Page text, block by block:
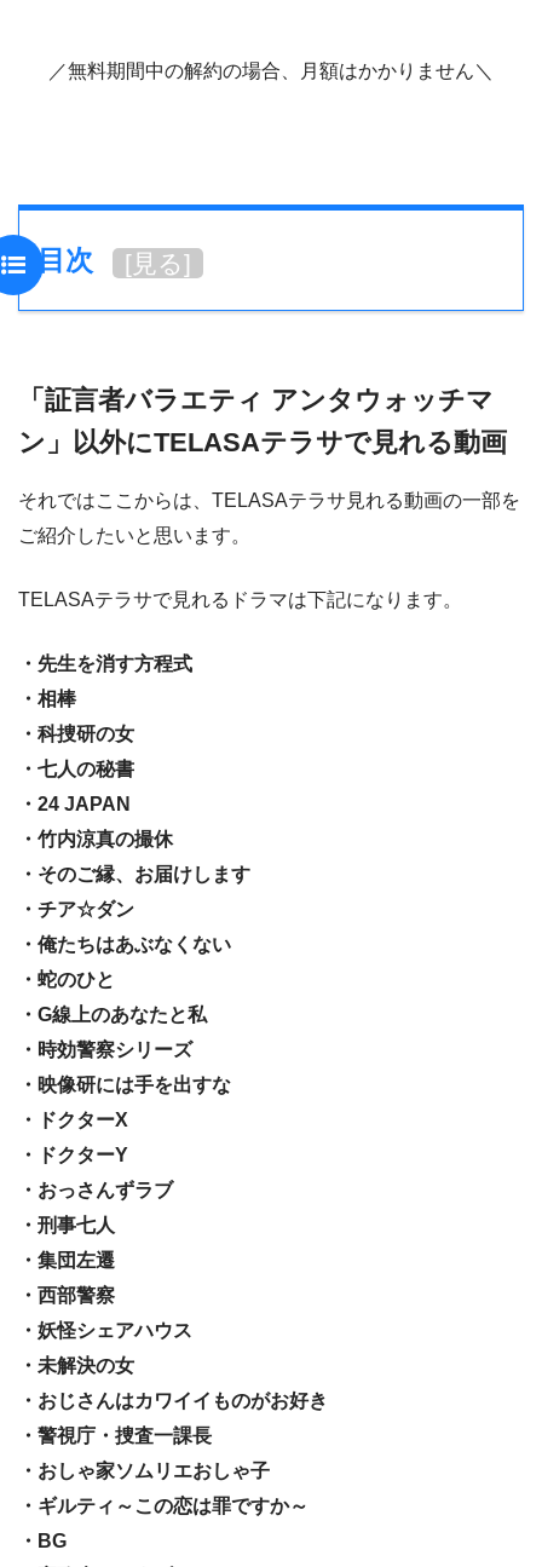
／無料期間中の解約の場合、月額はかかりません＼
目次 [見る]
「証言者バラエティ アンタウォッチマ
ン」以外にTELASAテラサで見れる動画
それではここからは、TELASAテラサ見れる動画の一部を
ご紹介したいと思います。
TELASAテラサで見れるドラマは下記になります。
・先生を消す方程式
・相棒
・科捜研の女
・七人の秘書
・24 JAPAN
・竹内涼真の撮休
・そのご縁、お届けします
・チア☆ダン
・俺たちはあぶなくない
・蛇のひと
・G線上のあなたと私
・時効警察シリーズ
・映像研には手を出すな
・ドクターX
・ドクターY
・おっさんずラブ
・刑事七人
・集団左遷
・西部警察
・妖怪シェアハウス
・未解決の女
・おじさんはカワイイものがお好き
・警視庁・捜査一課長
・おしゃ家ソムリエおしゃ子
・ギルティ～この恋は罪ですか～
・BG